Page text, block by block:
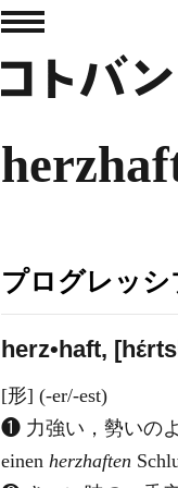
プログレッシ
herz•haft,
[形] (-er/-est)
❶ 力強い，勢いの
einen herzhaften